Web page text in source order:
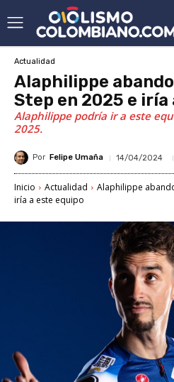
Actualidad
Alaphilippe
Step en 2025 e iría
Alaphilippe podría ir a este
2025.
Por Felipe Umaña 14/04/2024
Inicio Actualidad
Alaphilippe
iría a este equipo